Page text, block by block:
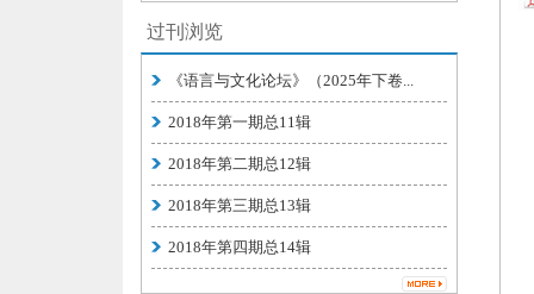
过刊浏览
《语言与文化论坛》（2025年下卷...
2018年第一期总11辑
2018年第二期总12辑
2018年第三期总13辑
2018年第四期总14辑